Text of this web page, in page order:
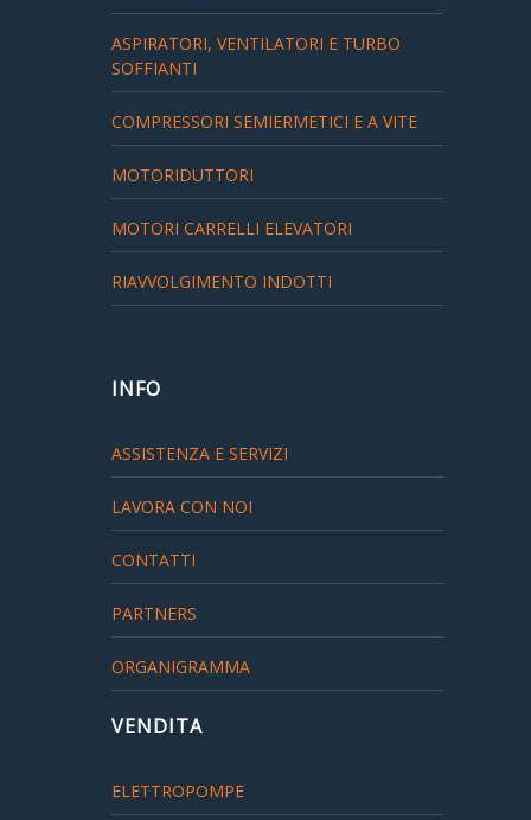
ASPIRATORI, VENTILATORI E TURBO
SOFFIANTI
COMPRESSORI SEMIERMETICI E A VITE
MOTORIDUTTORI
MOTORI CARRELLI ELEVATORI
RIAVVOLGIMENTO INDOTTI
INFO
ASSISTENZA E SERVIZI
LAVORA CON NOI
CONTATTI
PARTNERS
ORGANIGRAMMA
VENDITA
ELETTROPOMPE